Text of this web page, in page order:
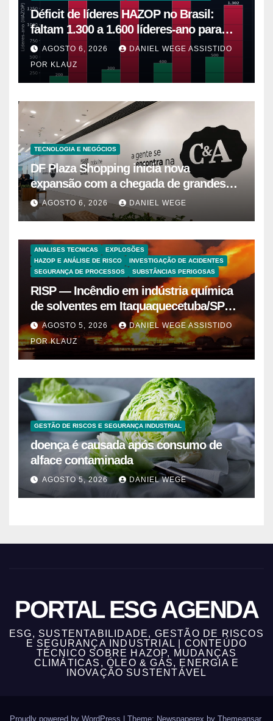
Déficit de líderes HAZOP no Brasil:
faltam 1.300 a 1.600 líderes-ano para
5.265 plantas de alto risco
AGOSTO 6, 2026
DANIEL WEGE ASSISTIDO
POR KLAUZ
TECNOLOGIA E NEGÓCIOS
DF Plaza Shopping inicia nova
expansão com a chegada de grandes
marcas e inauguração de espaço infantil
– Dicas da Capital
AGOSTO 6, 2026 DANIEL WEGE
ANALISES TECNICAS
EXPLOSÕES
HAZOP E ANÁLISE DE RISCO
INVESTIGAÇÃO DE ACIDENTES
SEGURANÇA DE PROCESSOS
SUBSTÂNCIAS PERIGOSAS
RISP — Incêndio em indústria química
de solventes em Itaquaquecetuba/SP
(UNIQUIMA/Quema)
AGOSTO 5, 2026
DANIEL WEGE ASSISTIDO
POR KLAUZ
GESTÃO DE RISCOS E SEGURANÇA INDUSTRIAL
doença é causada após consumo de
alface contaminada
AGOSTO 5, 2026 DANIEL WEGE
PORTAL ESG AGENDA
ESG, SUSTENTABILIDADE, GESTÃO DE RISCOS
E SEGURANÇA INDUSTRIAL | CONTEÚDO
TÉCNICO SOBRE HAZOP, MUDANÇAS
CLIMÁTICAS, ÓLEO & GÁS, ENERGIA E
INOVAÇÃO SUSTENTÁVEL
Proudly powered by WordPress Theme: Newspaperex by Themeansar.